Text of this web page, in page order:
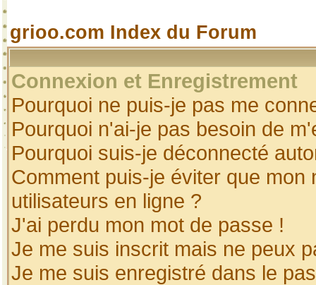
grioo.com Index du Forum
Connexion et Enregistrement
Pourquoi ne puis-je pas me
Pourquoi n'ai-je pas besoin de
Pourquoi suis-je déconnecté
Comment puis-je éviter que
utilisateurs en ligne ?
J'ai perdu mon mot de passe !
Je me suis inscrit mais ne peux
Je me suis enregistré dans le